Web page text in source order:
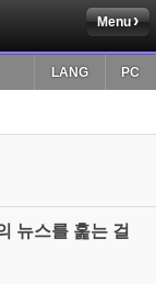
Menu
PC
LANG
뉴스를 훑는 걸